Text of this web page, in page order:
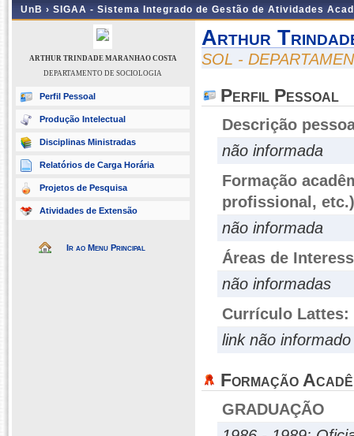
UnB › SIGAA - Sistema Integrado de Gestão de Atividades
ARTHUR TRINDADE MARANHAO COSTA
DEPARTAMENTO DE SOCIOLOGIA
Perfil Pessoal
Produção Intelectual
Disciplinas Ministradas
Relatórios de Carga Horária
Projetos de Pesquisa
Atividades de Extensão
Ir ao Menu Principal
Arthur
SOL -
Perfil Pessoal
Descrição
não informada
Formação
profissional, etc.)
não informada
Áreas de
não informadas
Currículo Lattes:
link não informado
Formação
GRADUAÇÃO